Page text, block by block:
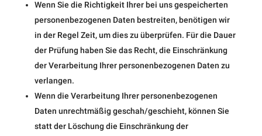
Wenn Sie die Richtigkeit Ihrer bei uns gespeicherten
personenbezogenen Daten bestreiten, benötigen wir
in der Regel Zeit, um dies zu überprüfen. Für die Dauer
der Prüfung haben Sie das Recht, die Einschränkung
der Verarbeitung Ihrer personenbezogenen Daten zu
verlangen.
Wenn die Verarbeitung Ihrer personenbezogenen
Daten unrechtmäßig geschah/geschieht, können Sie
statt der Löschung die Einschränkung der